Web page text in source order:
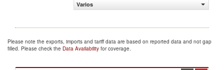
Varios
Please note the exports, imports and tariff data are based on reported data and not gap
filled. Please check the Data Availability for coverage.